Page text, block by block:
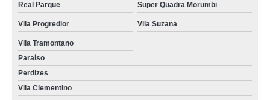
Real Parque Super Quadra Morumbi
Vila Progredior Vila Suzana
Vila Tramontano
Paraíso
Perdizes
Vila Clementino